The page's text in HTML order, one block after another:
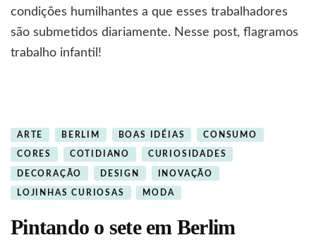
nem
menores
condições humilhantes a que esses trabalhadores
são submetidos diariamente. Nesse post, flagramos
trabalho infantil!
ARTE BERLIM BOAS IDÉIAS CONSUMO
CORES COTIDIANO CURIOSIDADES
DECORAÇÃO DESIGN INOVAÇÃO
LOJINHAS CURIOSAS MODA
Pintando o sete em Berlim